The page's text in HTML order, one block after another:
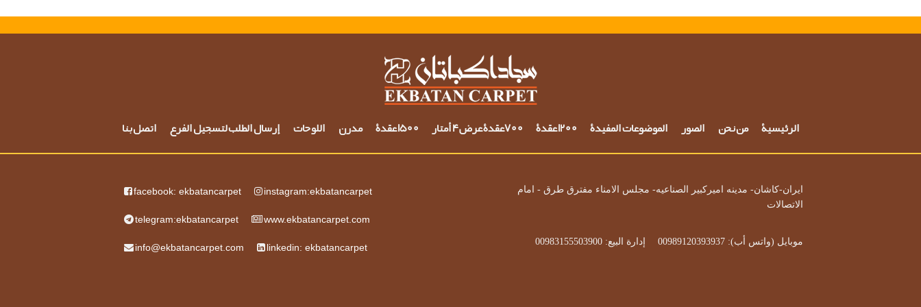
الرئيسية من نحن الصور الموضوعات المفيدة 1200 عقدة 700عقدة عرض 4 أمتار 1500 عقدة مدرن اللوحات إرسال الطلب لتسجيل الفرع اتصل بنا
ایران-کاشان- مدینه امیرکبیر الصناعیه- مجلس الامناء مفترق طرق - امام
الاتصالات
موبایل (واتس أب): 00989120393937‌ إدارة البيع: 00983155503900
instagram:ekbatancarpet
facebook: ekbatancarpet
www.ekbatancarpet.com
telegram:ekbatancarpet
linkedin: ekbatancarpet
info@ekbatancarpet.com